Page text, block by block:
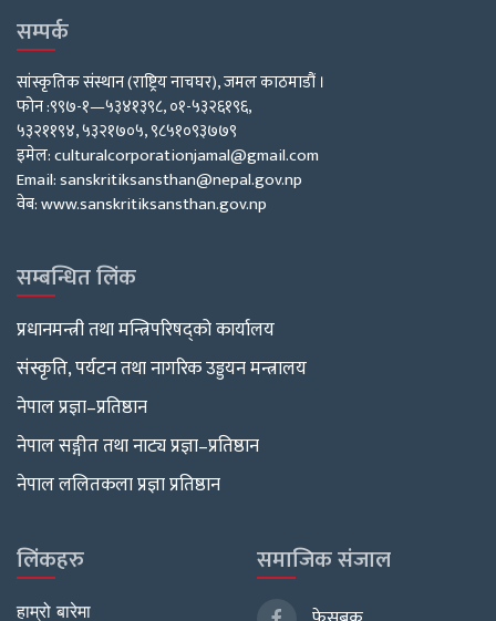
सम्पर्क
सांस्कृतिक संस्थान (राष्ट्रिय नाचघर), जमल काठमाडौं ।
फोन :९९७-१—५३४१३९८, ०१-५३२६१९६,
५३२११९४, ५३२१७०५, ९८५१०९३७७९
इमेल: culturalcorporationjamal@gmail.com
Email: sanskritiksansthan@nepal.gov.np
वेब: www.sanskritiksansthan.gov.np
सम्बन्धित लिंक
प्रधानमन्त्री तथा मन्त्रिपरिषद्को कार्यालय
संस्कृति, पर्यटन तथा नागरिक उड्डयन मन्त्रालय
नेपाल प्रज्ञा–प्रतिष्ठान
नेपाल सङ्गीत तथा नाट्य प्रज्ञा–प्रतिष्ठान
नेपाल ललितकला प्रज्ञा प्रतिष्ठान
लिंकहरु
हाम्रो बारेमा
समाजिक संजाल